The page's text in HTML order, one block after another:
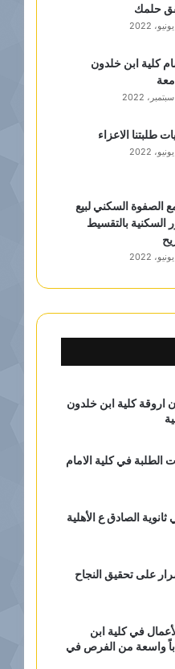
حلمك
كلية ابن خلدون
طلبتنا الاعزاء
الصفوة السكني لبيع
السكنية بالتقسيط
اروقة كلية ابن خلدون
في كلية الامام
ثانوية الصادق ع الأهلية
على تحقيق النجاح
في كلية ابن
واسعة من الفرص في